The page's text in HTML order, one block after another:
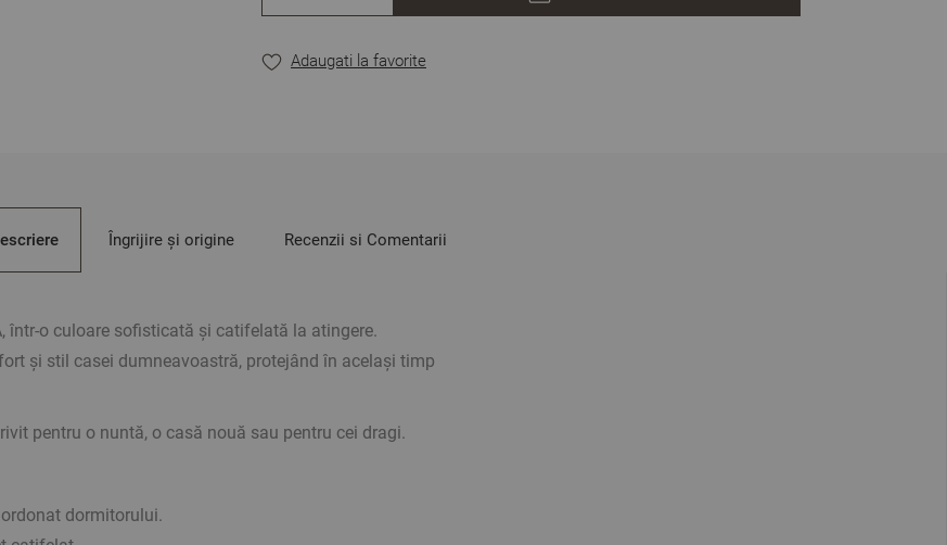
Adaugati la favorite
într-o culoare sofisticată și catifelată la atingere.
și stil casei dumneavoastră, protejând în același timp
pentru o nuntă, o casă nouă sau pentru cei dragi.
dormitorului.
Îngrijire și origine Recenzii si Comentarii